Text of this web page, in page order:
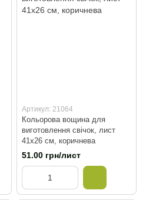
Артикул: 21064
Кольорова вощина для
виготовлення свічок, лист
41х26 см, коричнева
51.00 грн/лист